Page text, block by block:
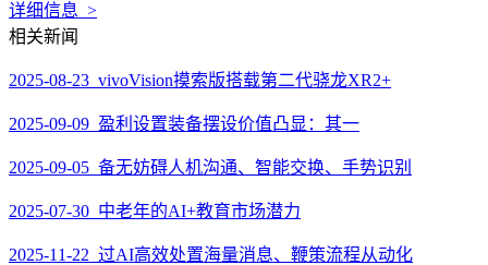
详细信息 >
相关新闻
2025-08-23 vivoVision摸索版搭载第二代骁龙XR2+
2025-09-09 盈利设置装备摆设价值凸显：其一
2025-09-05 备无妨碍人机沟通、智能交换、手势识别
2025-07-30 中老年的AI+教育市场潜力
2025-11-22 过AI高效处置海量消息、鞭策流程从动化